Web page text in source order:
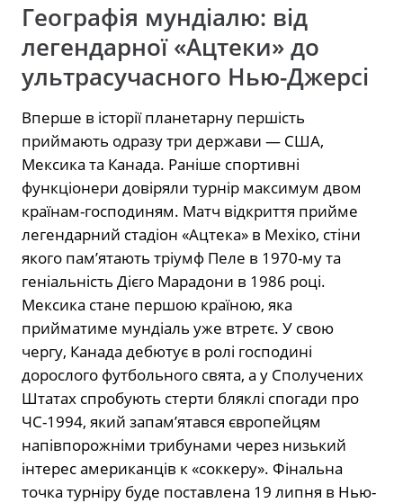
Географія мундіалю: від
легендарної «Ацтеки» до
ультрасучасного Нью-Джерсі
Вперше в історії планетарну першість
приймають одразу три держави — США,
Мексика та Канада. Раніше спортивні
функціонери довіряли турнір максимум двом
країнам-господиням. Матч відкриття прийме
легендарний стадіон «Ацтека» в Мехіко, стіни
якого пам’ятають тріумф Пеле в 1970-му та
геніальність Дієго Марадони в 1986 році.
Мексика стане першою країною, яка
прийматиме мундіаль уже втретє. У свою
чергу, Канада дебютує в ролі господині
дорослого футбольного свята, а у Сполучених
Штатах спробують стерти бляклі спогади про
ЧС-1994, який запам’ятався європейцям
напівпорожніми трибунами через низький
інтерес американців к «соккеру». Фінальна
точка турніру буде поставлена 19 липня в Нью-